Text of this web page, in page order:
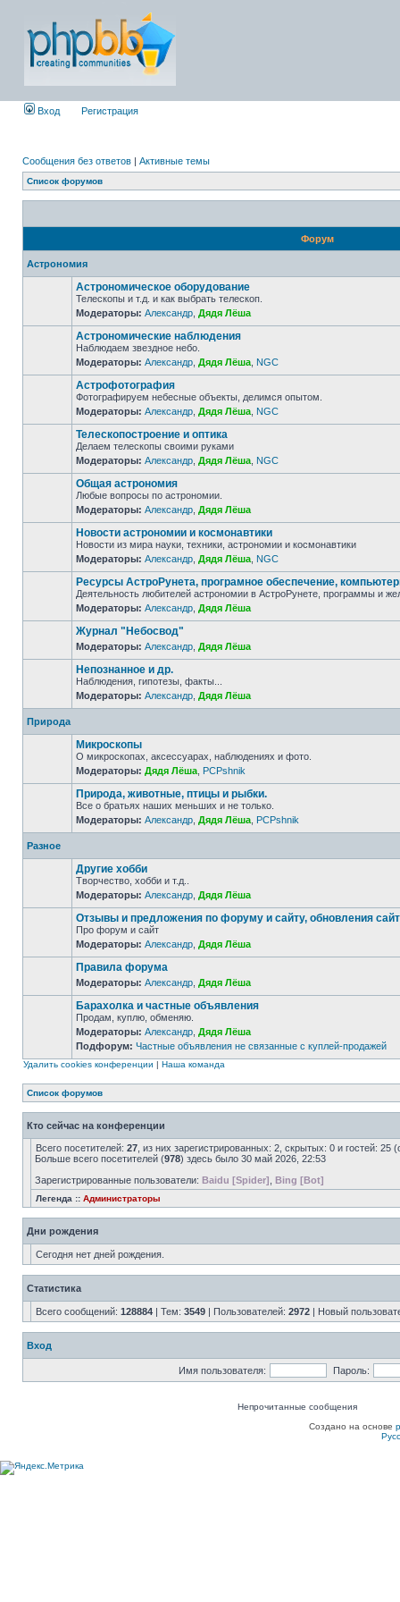
Вход Регистрация
Сообщения без ответов | Активные темы
Список форумов
Форум
Астрономия
Астрономическое оборудование
Телескопы и т.д. и как выбрать телескоп.
Модераторы: Александр Дядя Лёша
Астрономические наблюдения
Наблюдаем звездное небо.
Модераторы: Александр Дядя Лёша NGC
Астрофотография
Фотографируем небесные объекты, делимся опытом.
Модераторы: Александр Дядя Лёша NGC
Телескопостроение и оптика
Делаем телескопы своими руками
Модераторы: Александр Дядя Лёша NGC
Общая астрономия
Любые вопросы по астрономии.
Модераторы: Александр Дядя Лёша
Новости астрономии и космонавтики
Новости из мира науки, техники, астрономии и космонавтики
Модераторы: Александр Дядя Лёша NGC
Ресурсы АстроРунета, програмное обеспечение,
Деятельность любителей астрономии в АстроРунете, программы и
Модераторы: Александр Дядя Лёша
Журнал "Небосвод"
Модераторы: Александр Дядя Лёша
Непознанное и др.
Наблюдения, гипотезы, факты...
Модераторы: Александр Дядя Лёша
Природа
Микроскопы
О микроскопах, аксессуарах, наблюдениях и фото.
Модераторы: Дядя Лёша PCPshnik
Природа, животные, птицы и рыбки.
Все о братьях наших меньших и не только.
Модераторы: Александр Дядя Лёша PCPshnik
Разное
Другие хобби
Творчество, хобби и т.д..
Модераторы: Александр Дядя Лёша
Отзывы и предложения по форуму и сайту, обновления
Про форум и сайт
Модераторы: Александр Дядя Лёша
Правила форума
Модераторы: Александр Дядя Лёша
Барахолка и частные объявления
Продам, куплю, обменяю.
Модераторы: Александр Дядя Лёша
Подфорум: Частные объявления не связанные с куплей-продажей
Удалить cookies конференции | Наша команда
Список форумов
Кто сейчас на конференции
Всего посетителей: 27 , из них зарегистрированных: 2, скрытых: 0 и гостей:
Больше всего посетителей (978) здесь было 30 май 2026, 22:53
Зарегистрированные пользователи: Baidu [Spider] Bing [Bot]
Легенда :: Администраторы
Дни рождения
Сегодня нет дней рождения.
Статистика
Всего сообщений: 128884 | Тем: 3549 | Пользователей: 2972 | Новый
Вход
Имя пользователя: Пароль:
Непрочитанные сообщения
Создано на основе